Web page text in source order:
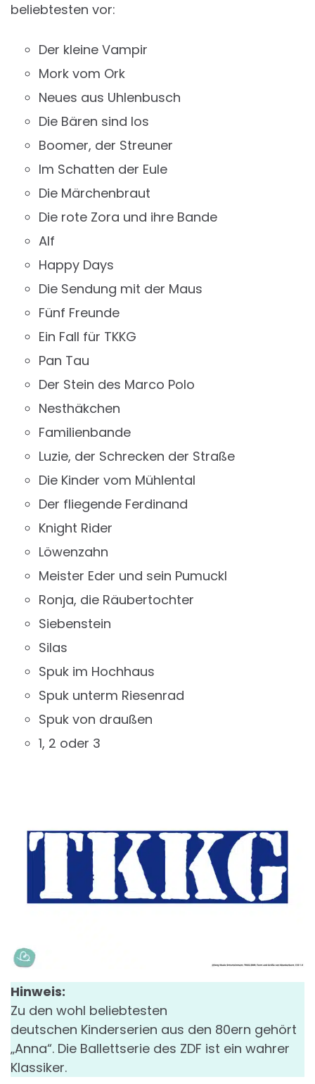
beliebtesten vor:
Der kleine Vampir
Mork vom Ork
Neues aus Uhlenbusch
Die Bären sind los
Boomer, der Streuner
Im Schatten der Eule
Die Märchenbraut
Die rote Zora und ihre Bande
Alf
Happy Days
Die Sendung mit der Maus
Fünf Freunde
Ein Fall für TKKG
Pan Tau
Der Stein des Marco Polo
Nesthäkchen
Familienbande
Luzie, der Schrecken der Straße
Die Kinder vom Mühlental
Der fliegende Ferdinand
Knight Rider
Löwenzahn
Meister Eder und sein Pumuckl
Ronja, die Räubertochter
Siebenstein
Silas
Spuk im Hochhaus
Spuk unterm Riesenrad
Spuk von draußen
1, 2 oder 3
Hinweis:
Zu den wohl beliebtesten
deutschen Kinderserien aus den 80ern gehört
„Anna“. Die Ballettserie des ZDF ist ein wahrer
Klassiker.